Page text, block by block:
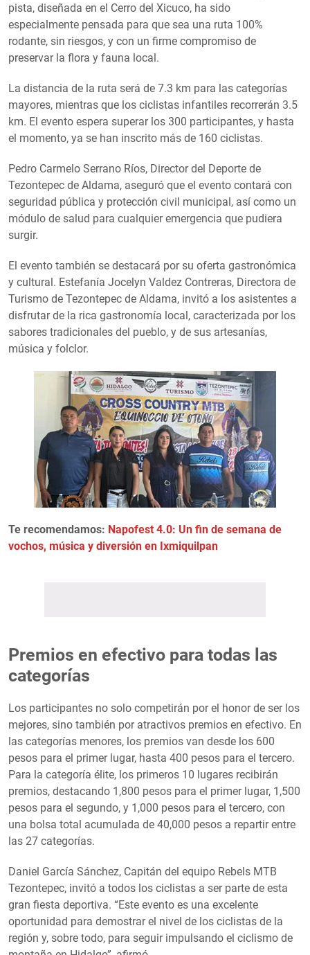
pista, diseñada en el Cerro del Xicuco, ha sido
especialmente pensada para que sea una ruta 100%
rodante, sin riesgos, y con un firme compromiso de
preservar la flora y fauna local.
La distancia de la ruta será de 7.3 km para las categorías
mayores, mientras que los ciclistas infantiles recorrerán 3.5
km. El evento espera superar los 300 participantes, y hasta
el momento, ya se han inscrito más de 160 ciclistas.
Pedro Carmelo Serrano Ríos, Director del Deporte de
Tezontepec de Aldama, aseguró que el evento contará con
seguridad pública y protección civil municipal, así como un
módulo de salud para cualquier emergencia que pudiera
surgir.
El evento también se destacará por su oferta gastronómica
y cultural. Estefanía Jocelyn Valdez Contreras, Directora de
Turismo de Tezontepec de Aldama, invitó a los asistentes a
disfrutar de la rica gastronomía local, caracterizada por los
sabores tradicionales del pueblo, y de sus artesanías,
música y folclor.
Te recomendamos: Napofest 4.0: Un fin de semana de
vochos, música y diversión en Ixmiquilpan
Premios en efectivo para todas las
categorías
Los participantes no solo competirán por el honor de ser los
mejores, sino también por atractivos premios en efectivo. En
las categorías menores, los premios van desde los 600
pesos para el primer lugar, hasta 400 pesos para el tercero.
Para la categoría élite, los primeros 10 lugares recibirán
premios, destacando 1,800 pesos para el primer lugar, 1,500
pesos para el segundo, y 1,000 pesos para el tercero, con
una bolsa total acumulada de 40,000 pesos a repartir entre
las 27 categorías.
Daniel García Sánchez, Capitán del equipo Rebels MTB
Tezontepec, invitó a todos los ciclistas a ser parte de esta
gran fiesta deportiva. “Este evento es una excelente
oportunidad para demostrar el nivel de los ciclistas de la
región y, sobre todo, para seguir impulsando el ciclismo de